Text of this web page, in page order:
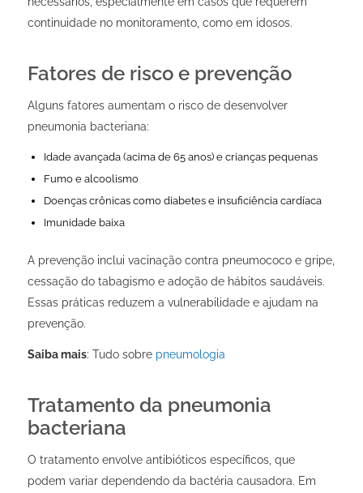
continuidade no monitoramento, como em idosos.
Fatores de risco e prevenção
Alguns fatores aumentam o risco de desenvolver
pneumonia bacteriana:
Idade avançada (acima de 65 anos) e crianças pequenas
Fumo e alcoolismo
Doenças crônicas como diabetes e insuficiência cardíaca
Imunidade baixa
A prevenção inclui vacinação contra pneumococo e gripe,
cessação do tabagismo e adoção de hábitos saudáveis.
Essas práticas reduzem a vulnerabilidade e ajudam na
prevenção.
Saiba mais: Tudo sobre pneumologia
Tratamento da pneumonia
bacteriana
O tratamento envolve antibióticos específicos, que
podem variar dependendo da bactéria causadora. Em